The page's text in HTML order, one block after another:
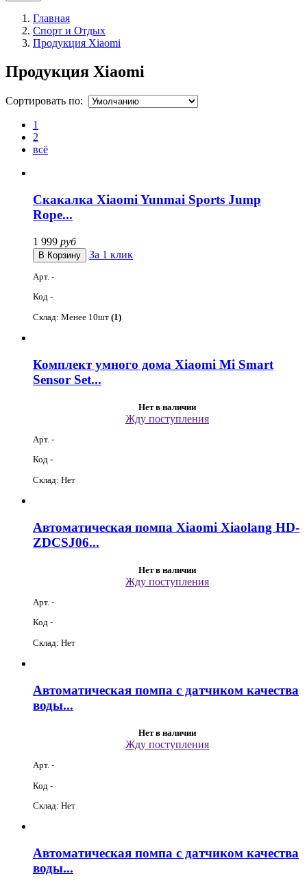
Главная
Спорт и Отдых
Продукция Xiaomi
Продукция Xiaomi
Сортировать по:
1
2
всё
Скакалка Xiaomi Yunmai Sports Jump
Rope...
1 999 руб
За 1 клик
Арт. -
Код -
Склад: Менее 10шт (1)
Комплект умного дома Xiaomi Mi Smart
Sensor Set...
Нет в наличии
Жду поступления
Арт. -
Код -
Склад: Нет
Автоматическая помпа Xiaomi Xiaolang HD-
ZDCSJ06...
Нет в наличии
Жду поступления
Арт. -
Код -
Склад: Нет
Автоматическая помпа с датчиком качества
воды...
Нет в наличии
Жду поступления
Арт. -
Код -
Склад: Нет
Автоматическая помпа с датчиком качества
воды...